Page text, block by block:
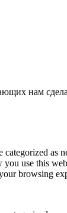
нам
as
use this
browsing